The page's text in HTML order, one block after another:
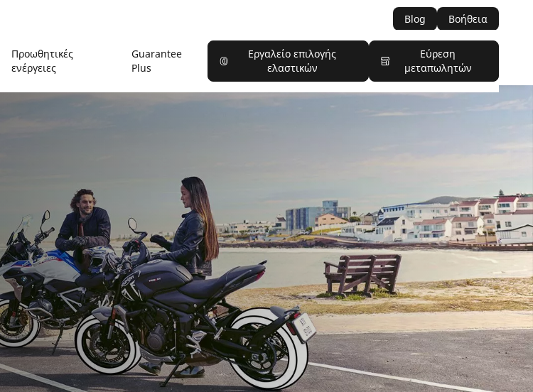
Blog Βοήθεια
Προωθητικές
ενέργειες
Guarantee
Plus
Εργαλείο επιλογής
ελαστικών
Εύρεση
μεταπωλητών